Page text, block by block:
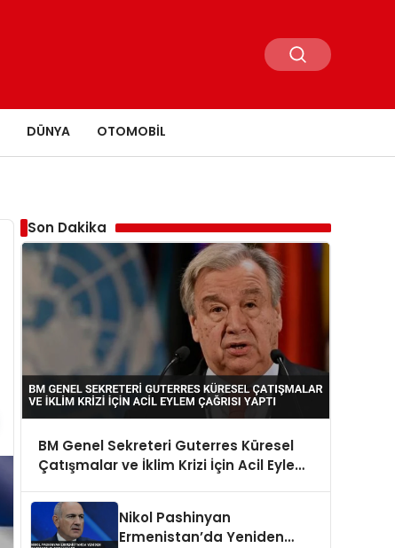
DÜNYA OTOMOBIL
Son Dakika
BM Genel Sekreteri Guterres Küresel
Çatışmalar ve İklim Krizi İçin Acil Eylem
Nikol Pashinyan
Ermenistan’da Yeniden